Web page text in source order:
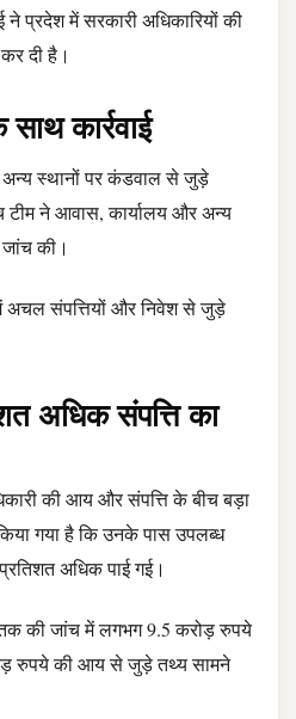
ने प्रदेश में सरकारी अधिकारियों की
दी है।
कार्रवाई
स्थानों पर कंडवाल से जुड़े
टीम ने आवास, कार्यालय और अन्य
की।
अचल संपत्तियों और निवेश से जुड़े
अधिक संपत्ति का
की आय और संपत्ति के बीच बड़ा
किया गया है कि उनके पास उपलब्ध
अधिक पाई गई।
तक की जांच में लगभग 9.5 करोड़ रुपये
रुपये की आय से जुड़े तथ्य सामने